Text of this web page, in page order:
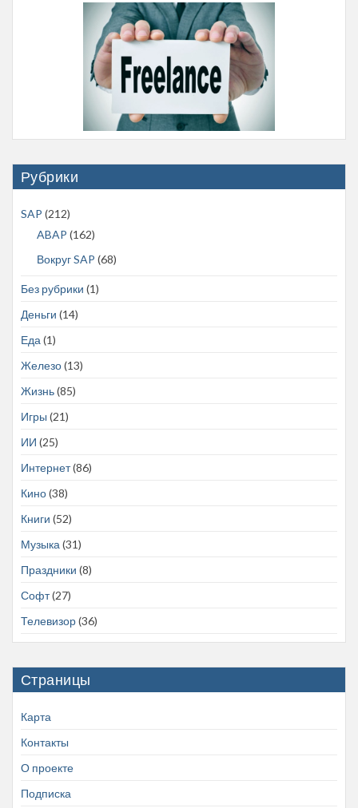
Рубрики
SAP (212)
ABAP (162)
Вокруг SAP (68)
Без рубрики (1)
Деньги (14)
Еда (1)
Железо(13)
Жизнь(85)
Игры (21)
ИИ (25)
Интернет(86)
Кино(38)
Книги (52)
Музыка (31)
Праздники (8)
Софт(27)
Телевизор(36)
Страницы
Карта
Контакты
О проекте
Подписка